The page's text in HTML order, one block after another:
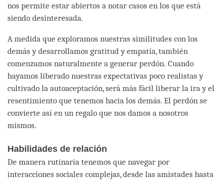
nos permite estar abiertos a notar casos en los que está
siendo desinteresada.
A medida que exploramos nuestras similitudes con los
demás y desarrollamos gratitud y empatía, también
comenzamos naturalmente a generar perdón. Cuando
hayamos liberado nuestras expectativas poco realistas y
cultivado la autoaceptación, será más fácil liberar la ira y el
resentimiento que tenemos hacia los demás. El perdón se
convierte así en un regalo que nos damos a nosotros
mismos.
Habilidades de relación
De manera rutinaria tenemos que navegar por
interacciones sociales complejas, desde las amistades hasta